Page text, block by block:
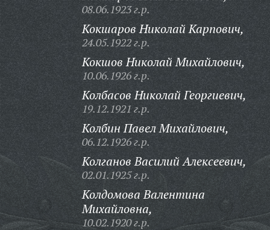
08.06.1923 г.р.
Кокшаров Николай Карпович,
24.05.1922 г.р.
Кокшов Николай Михайлович,
10.06.1926 г.р.
Колбасов Николай Георгиевич,
19.12.1921 г.р.
Колбин Павел Михайлович,
06.12.1926 г.р.
Колганов Василий Алексеевич,
02.01.1925 г.р.
Колдомова Валентина
Михайловна,
10.02.1920 г.р.